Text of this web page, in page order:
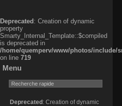
Deprecated : Creation of dynamic
property
Smarty_Internal_Template::$compiled
is deprecated in
/home/quemperv/www/photos/include/
on line 719
Menu
Deprecated : Creation of dynamic